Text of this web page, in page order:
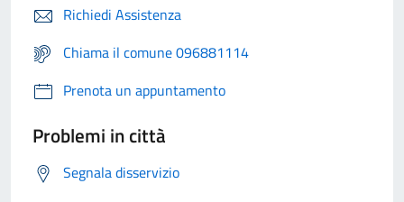
Richiedi Assistenza
Chiama il comune 096881114
Prenota un appuntamento
Problemi in città
Segnala disservizio